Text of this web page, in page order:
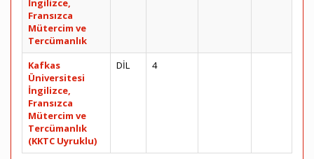
İngilizce,
Fransızca
Mütercim ve
Tercümanlık
Kafkas
Üniversitesi
İngilizce,
Fransızca
Mütercim ve
Tercümanlık
(KKTC Uyruklu)
DİL 4